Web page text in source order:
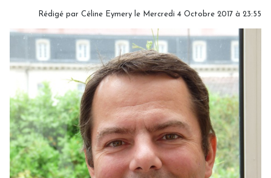
Rédigé par Céline Eymery le Mercredi 4 Octobre 2017 à 23:55